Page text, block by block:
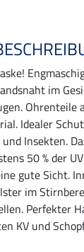
im
Ohrenteile
Idealer
Insekten.
50 % der
gute Sicht.
im
Perfekter
KV und